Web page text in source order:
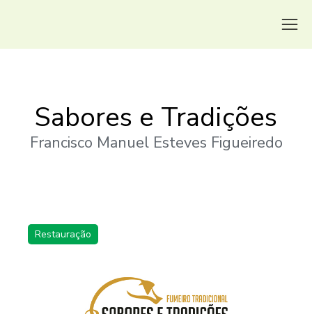
Sabores e Tradições
Francisco Manuel Esteves Figueiredo
Restauração